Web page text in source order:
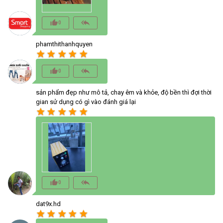
thumb_up_alt0 reply_all
phamthithanhquyen
star star star star star
thumb_up_alt0 reply_all
sản phẩm đẹp như mô tả, chay êm và khỏe, độ bền thì đợi thời
gian sử dụng có gì vào đánh giá lại
star star star star star
thumb_up_alt0 reply_all
dat9x.hd
star star star star star